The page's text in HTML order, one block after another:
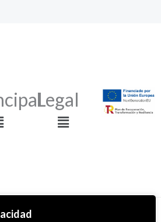
Legal
Menú